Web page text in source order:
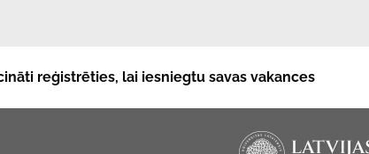
reģistrēties, lai iesniegtu savas vakances